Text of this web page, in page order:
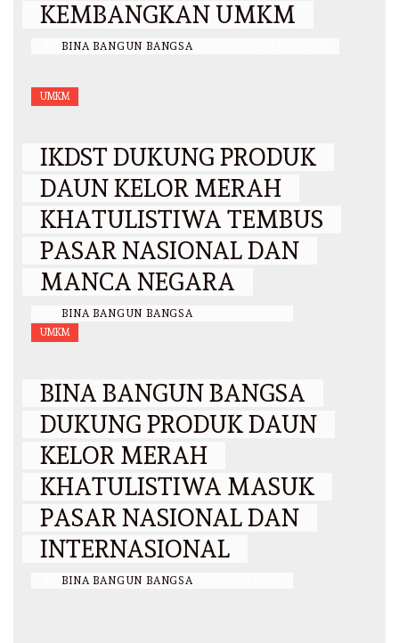
KEMBANGKAN UMKM
BINA BANGUN BANGSA
UMKM
IKDST DUKUNG PRODUK
DAUN KELOR MERAH
KHATULISTIWA TEMBUS
PASAR NASIONAL DAN
MANCA NEGARA
BINA BANGUN BANGSA
UMKM
BINA BANGUN BANGSA
DUKUNG PRODUK DAUN
KELOR MERAH
KHATULISTIWA MASUK
PASAR NASIONAL DAN
INTERNASIONAL
BINA BANGUN BANGSA